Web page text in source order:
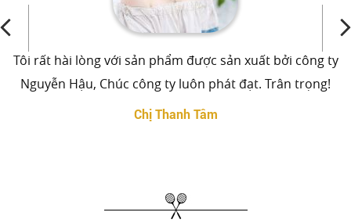
Tôi rất hài lòng với sản phẩm được sản xuất bởi công ty
Nguyễn Hậu, Chúc công ty luôn phát đạt. Trân trọng!
Chị Thanh Tâm